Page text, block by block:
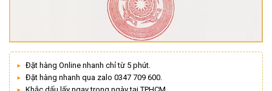
Đặt hàng Online nhanh chỉ từ 5 phút.
Đặt hàng nhanh qua zalo 0347 709 600.